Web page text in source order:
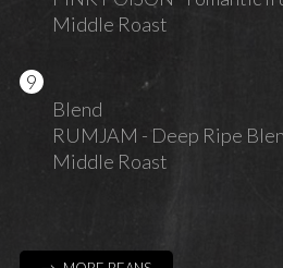
Middle Roast
Blend
RUMJAM - Deep Ripe
Middle Roast